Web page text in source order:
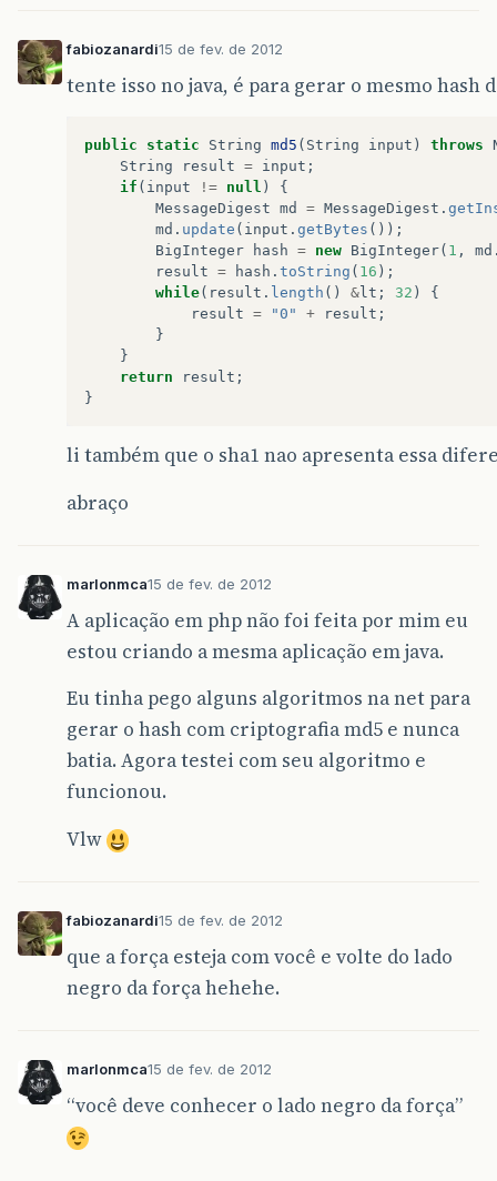
fabiozanardi15 de fev. de 2012
tente isso no java, é para gerar o mesmo hash
public static String md5 ( String input ) throws
String
result = input ;
if ( input != null )
{
MessageDigest md = MessageDigest .
md . update ( input . getBytes ());
BigInteger
hash = new BigInteger( 1 , md
result = hash . toString ( 16 );
while( result . length () & lt ; 32 )
{
result = "0" + result ;
}
}
return
result ;
}
li também que o sha1 nao apresenta essa
abraço
marlonmca15 de fev. de 2012
A aplicação em php não foi feita por mim eu
estou criando a mesma aplicação em java.
Eu tinha pego alguns algoritmos na net para
gerar o hash com criptografia md5 e nunca
batia. Agora testei com seu algoritmo e
funcionou.
Vlw
fabiozanardi15 de fev. de 2012
que a força esteja com você e volte do lado
negro da força hehehe.
marlonmca15 de fev. de 2012
“você deve conhecer o lado negro da força”